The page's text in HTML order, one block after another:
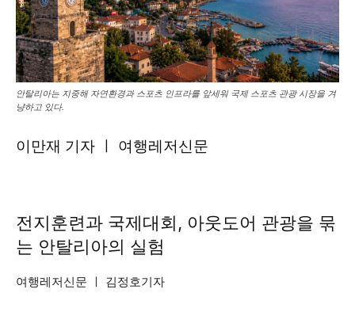
안탈리아는 지중해 자연환경과 스포츠 인프라를 앞세워 국제 스포츠 관광 시장을 겨
냥하고 있다.
이만재 기자 ㅣ 여행레저신문
전지훈련과 국제대회, 아웃도어 관광을 묶
는 안탈리아의 실험
여행레저신문 ㅣ 김정호기자